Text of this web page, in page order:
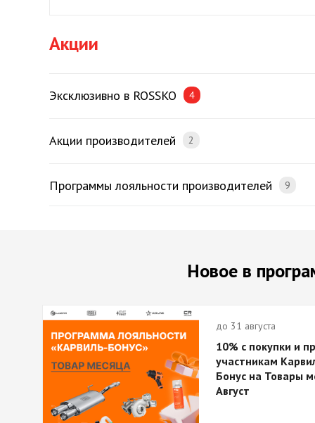
приросте от 20%
Акции
Эксклюзивно в ROSSKO 4
Акции производителей 2
Программы лояльности производителей 9
Новое в
до 31 августа
10% с покупки и
участникам
Бонус на Товары
Август